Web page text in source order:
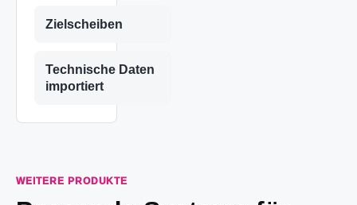
Zielscheiben
Technische Daten
importiert
WEITERE PRODUKTE